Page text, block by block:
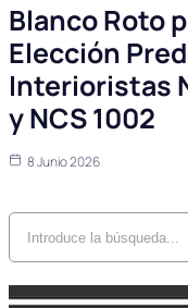
Blanco Roto
Elección
Interioristas
y NCS 1002
8 Junio 2026